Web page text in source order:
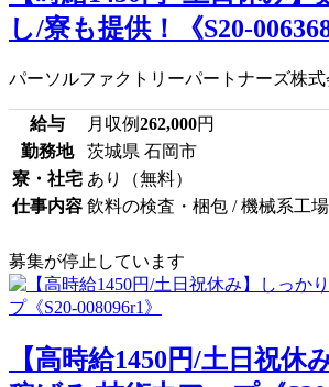
し/寮も提供！《S20-
パーソルファクトリーパートナーズ株式
給与 月収例262,000円
勤務地
茨城県 石岡市
寮・社宅 あり（無料）
仕事内容 飲料の検査・梱包 / 機械系工
募集が停止しています
【高時給1450円/土日祝休